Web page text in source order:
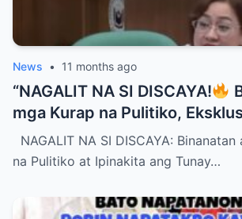
News • 11 months ago
“NAGALIT NA SI DISCAYA!
mga Kurap na Pulitiko,
Detalye ng DPWH Contracts,
Lihim na Kita na Pumukaw sa
Proyekto!”
NAGALIT NA SI DISCAYA:
na Pulitiko at Ipinakita ang Tunay…